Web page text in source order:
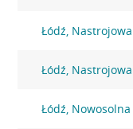
Łódź,
Łódź,
Łódź, Nowosolna